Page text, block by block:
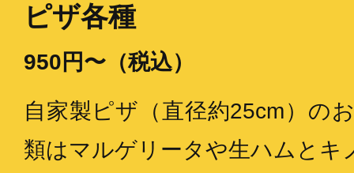
ピザ各種
950円〜（税込）
自家製ピザ（直径約25cm）の
類はマルゲリータや生ハムとキ